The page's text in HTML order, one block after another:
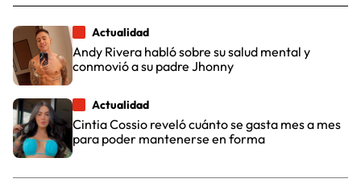
Actualidad
Andy Rivera habló sobre su salud mental y
conmovió a su padre Jhonny
Actualidad
Cintia Cossio reveló cuánto se gasta mes a mes
para poder mantenerse en forma